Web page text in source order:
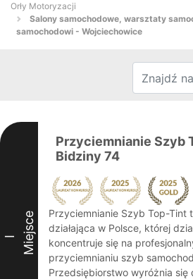
Orły Motoryzacji
Salony samochodowe, warsztaty
samochodowi - Wojciechowice
I Miejsce
Przyciemnianie Szyb
Bidziny 74
Przyciemnianie Szyb Top-Tint
działająca w Polsce, której
koncentruje się na
przyciemnianiu szyb
Przedsiębiorstwo wyróżnia się